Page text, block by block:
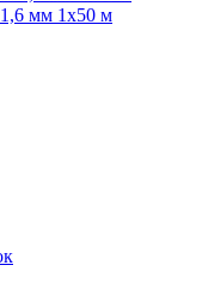
1,6 мм 1х50 м